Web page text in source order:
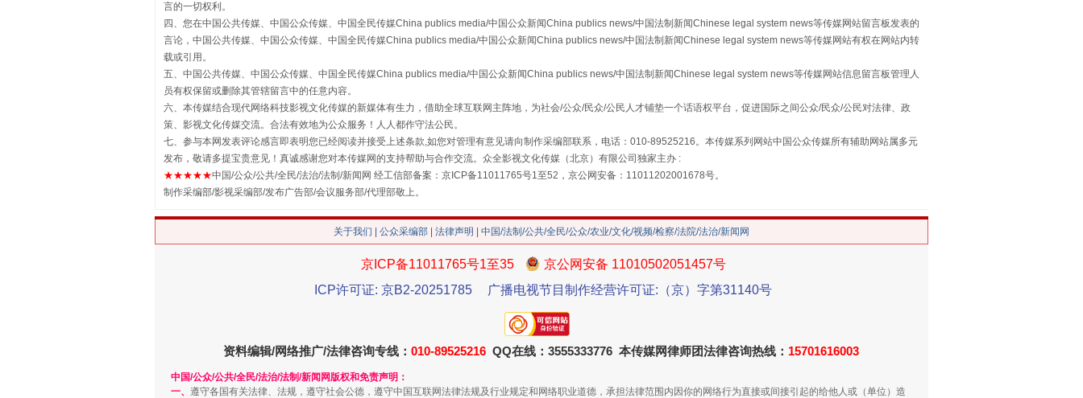
揭批美国五大"原罪" "炒鞋教程"里的骗局 习近平的“航天情”
解纷+调解+退费，一次搞定
珠宝鉴定乱象
重拳出击！专项整治午间酒驾
言的一切权利。
四、您在中国公共传媒、中国公众传媒、中国全民传媒China publics media/中国公众新闻China publics news/中国法制新闻Chinese legal system news等传媒网站留言板发表的
言论，中国公共传媒、中国公众传媒、中国全民传媒China publics media/中国公众新闻China publics news/中国法制新闻Chinese legal system news等传媒网站有权在网站内转
载或引用。
五、中国公共传媒、中国公众传媒、中国全民传媒China publics media/中国公众新闻China publics news/中国法制新闻Chinese legal system news等传媒网站信息留言板管理人
员有权保留或删除其管辖留言中的任意内容。
六、本传媒结合现代网络科技影视文化传媒的新媒体有生力，借助全球互联网主阵地，为社会/公众/民众/公民人才铺垫一个话语权平台，促进国际之间公众/民众/公民对法律、政
策、影视文化传媒交流。合法有效地为公众服务！人人都作守法公民。
七、参与本网发表评论感言即表明您已经阅读并接受上述条款,如您对管理有意见请向制作采编部联系，电话：010-89525216。本传媒系列网站中国公众传媒所有辅助网站属多元
发布，敬请多提宝贵意见！真诚感谢您对本传媒网的支持帮助与合作交流。众全影视文化传媒（北京）有限公司独家主办 :
★★★★★中国/公众/公共/全民/法治/法制/新闻网 经工信部备案：京ICP备11011765号1至52，京公网安备：11011202001678号。
制作采编部/影视采编部/发布广告部/会议服务部/代理部敬上。
关于我们 公众采编部 法律声明 | 中国/法制/公共/全民/公众/农业/文化/视频/检察/法院/法治/新闻网
京ICP备11011765号1至35
京公网安备 11010502051457号
ICP许可证: 京B2-20251785
广播电视节目制作经营许可证:（京）字第31140号
资料编辑/网络推广/法律咨询专线： 010-89525216 QQ在线：3555333776 本传媒网律师团法律咨询热线： 15701616003
中国/公众/公共/全民/法治/法制/新闻网版权和免责声明：
一、 遵守各国有关法律、法规，遵守社会公德，遵守中国互联网法律法规及行业规定和网络职业道德，承担法律范围内因你的网络行为直接或间接引起的给他人或（单位）造